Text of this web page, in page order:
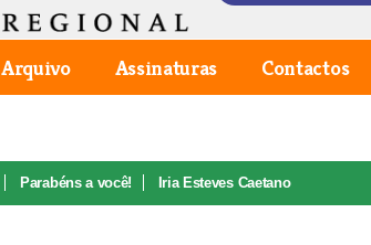
Arquivo Assinaturas Contactos
Parabéns a você! Iria Esteves Caetano